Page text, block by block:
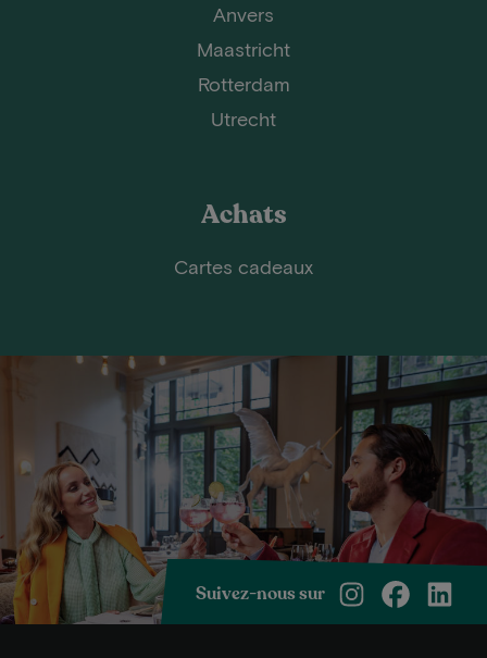
Anvers
Maastricht
Rotterdam
Utrecht
Achats
Cartes cadeaux
Suivez-nous sur